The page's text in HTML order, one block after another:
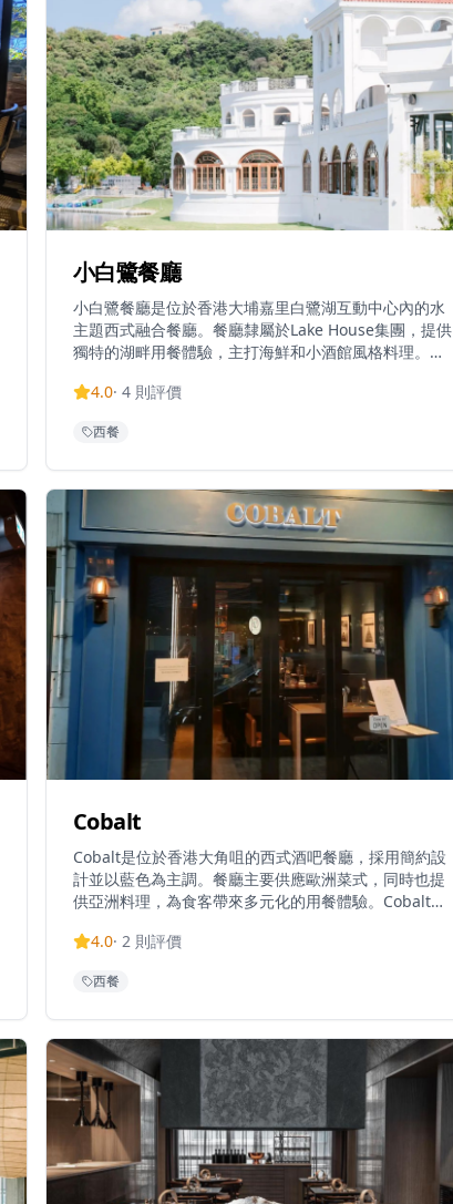
分，餐廳受益於酒店鄰近東涌地鐵站和香港國際機場的
便利位置，並提供免費機場穿梭巴士服務。所有價格均
以港幣計算並加收10%服務費，建議預訂以獲得最佳用
餐體驗。
小白鷺餐廳
小白鷺餐廳是位於香港大埔嘉里白鷺湖互動中心內的水
主題西式融合餐廳。餐廳隸屬於Lake House集團，提供
獨特的湖畔用餐體驗，主打海鮮和小酒館風格料理。以
室內外用餐選擇，可俯瞰自然公園的寧靜水域。餐廳因
成為休閒用餐和特殊場合的熱門目的地。
4.0· 4 則評價
西餐
Cobalt
Cobalt是位於香港大角咀的西式酒吧餐廳，採用簡約設
計並以藍色為主調。餐廳主要供應歐洲菜式，同時也提
供亞洲料理，為食客帶來多元化的用餐體驗。Cobalt在
排名第7176位，獲得食客正面評價。這間餐廳結合了酒
4.0· 2 則評價
西餐